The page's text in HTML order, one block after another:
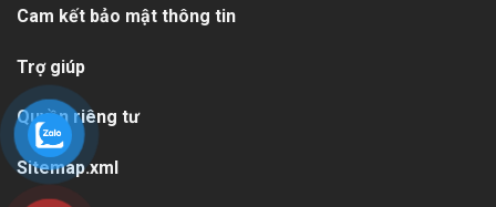
Cam kết bảo mật thông tin
Trợ giúp
Quyền riêng tư
Sitemap.xml